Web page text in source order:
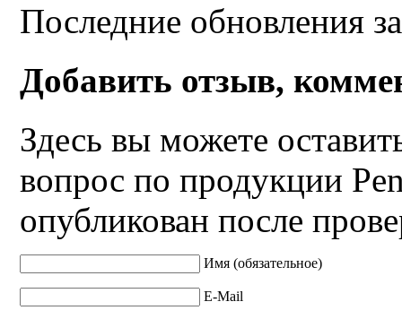
Последние обновления
Добавить отзыв,
Здесь вы можете
вопрос по продукции
опубликован после
Имя (обязательное)
E-Mail